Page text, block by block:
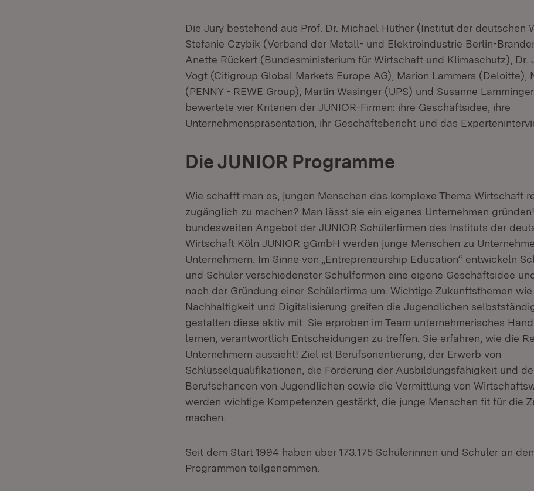
Die Jury bestehend aus Prof. Dr. Michael Hüther (Institut der deutschen
Stefanie Czybik (Verband der Metall- und Elektroindustrie Berlin-
Anette Rückert (Bundesministerium für Wirtschaft und Klimaschutz), Dr.
Vogt (Citigroup Global Markets Europe AG), Marion Lammers (Deloitte),
(PENNY - REWE Group), Martin Wasinger (UPS) und Susanne
bewertete vier Kriterien der JUNIOR-Firmen: ihre Geschäftsidee, ihre
Unternehmenspräsentation, ihr Geschäftsbericht und das
Die JUNIOR Programme
Wie schafft man es, jungen Menschen das komplexe Thema Wirtschaft
zugänglich zu machen? Man lässt sie ein eigenes Unternehmen
bundesweiten Angebot der JUNIOR Schülerfirmen des Instituts der
Wirtschaft Köln JUNIOR gGmbH werden junge Menschen zu
Unternehmern. Im Sinne von „Entrepreneurship Education“ entwickeln
und Schüler verschiedenster Schulformen eine eigene Geschäftsidee
nach der Gründung einer Schülerfirma um. Wichtige Zukunftsthemen wie
Nachhaltigkeit und Digitalisierung greifen die Jugendlichen
gestalten diese aktiv mit. Sie erproben im Team unternehmerisches
lernen, verantwortlich Entscheidungen zu treffen. Sie erfahren, wie die
Unternehmern aussieht! Ziel ist Berufsorientierung, der Erwerb von
Schlüsselqualifikationen, die Förderung der Ausbildungsfähigkeit und
Berufschancen von Jugendlichen sowie die Vermittlung von
werden wichtige Kompetenzen gestärkt, die junge Menschen fit für die
machen.
Seit dem Start 1994 haben über 173.175 Schülerinnen und Schüler an
Programmen teilgenommen.